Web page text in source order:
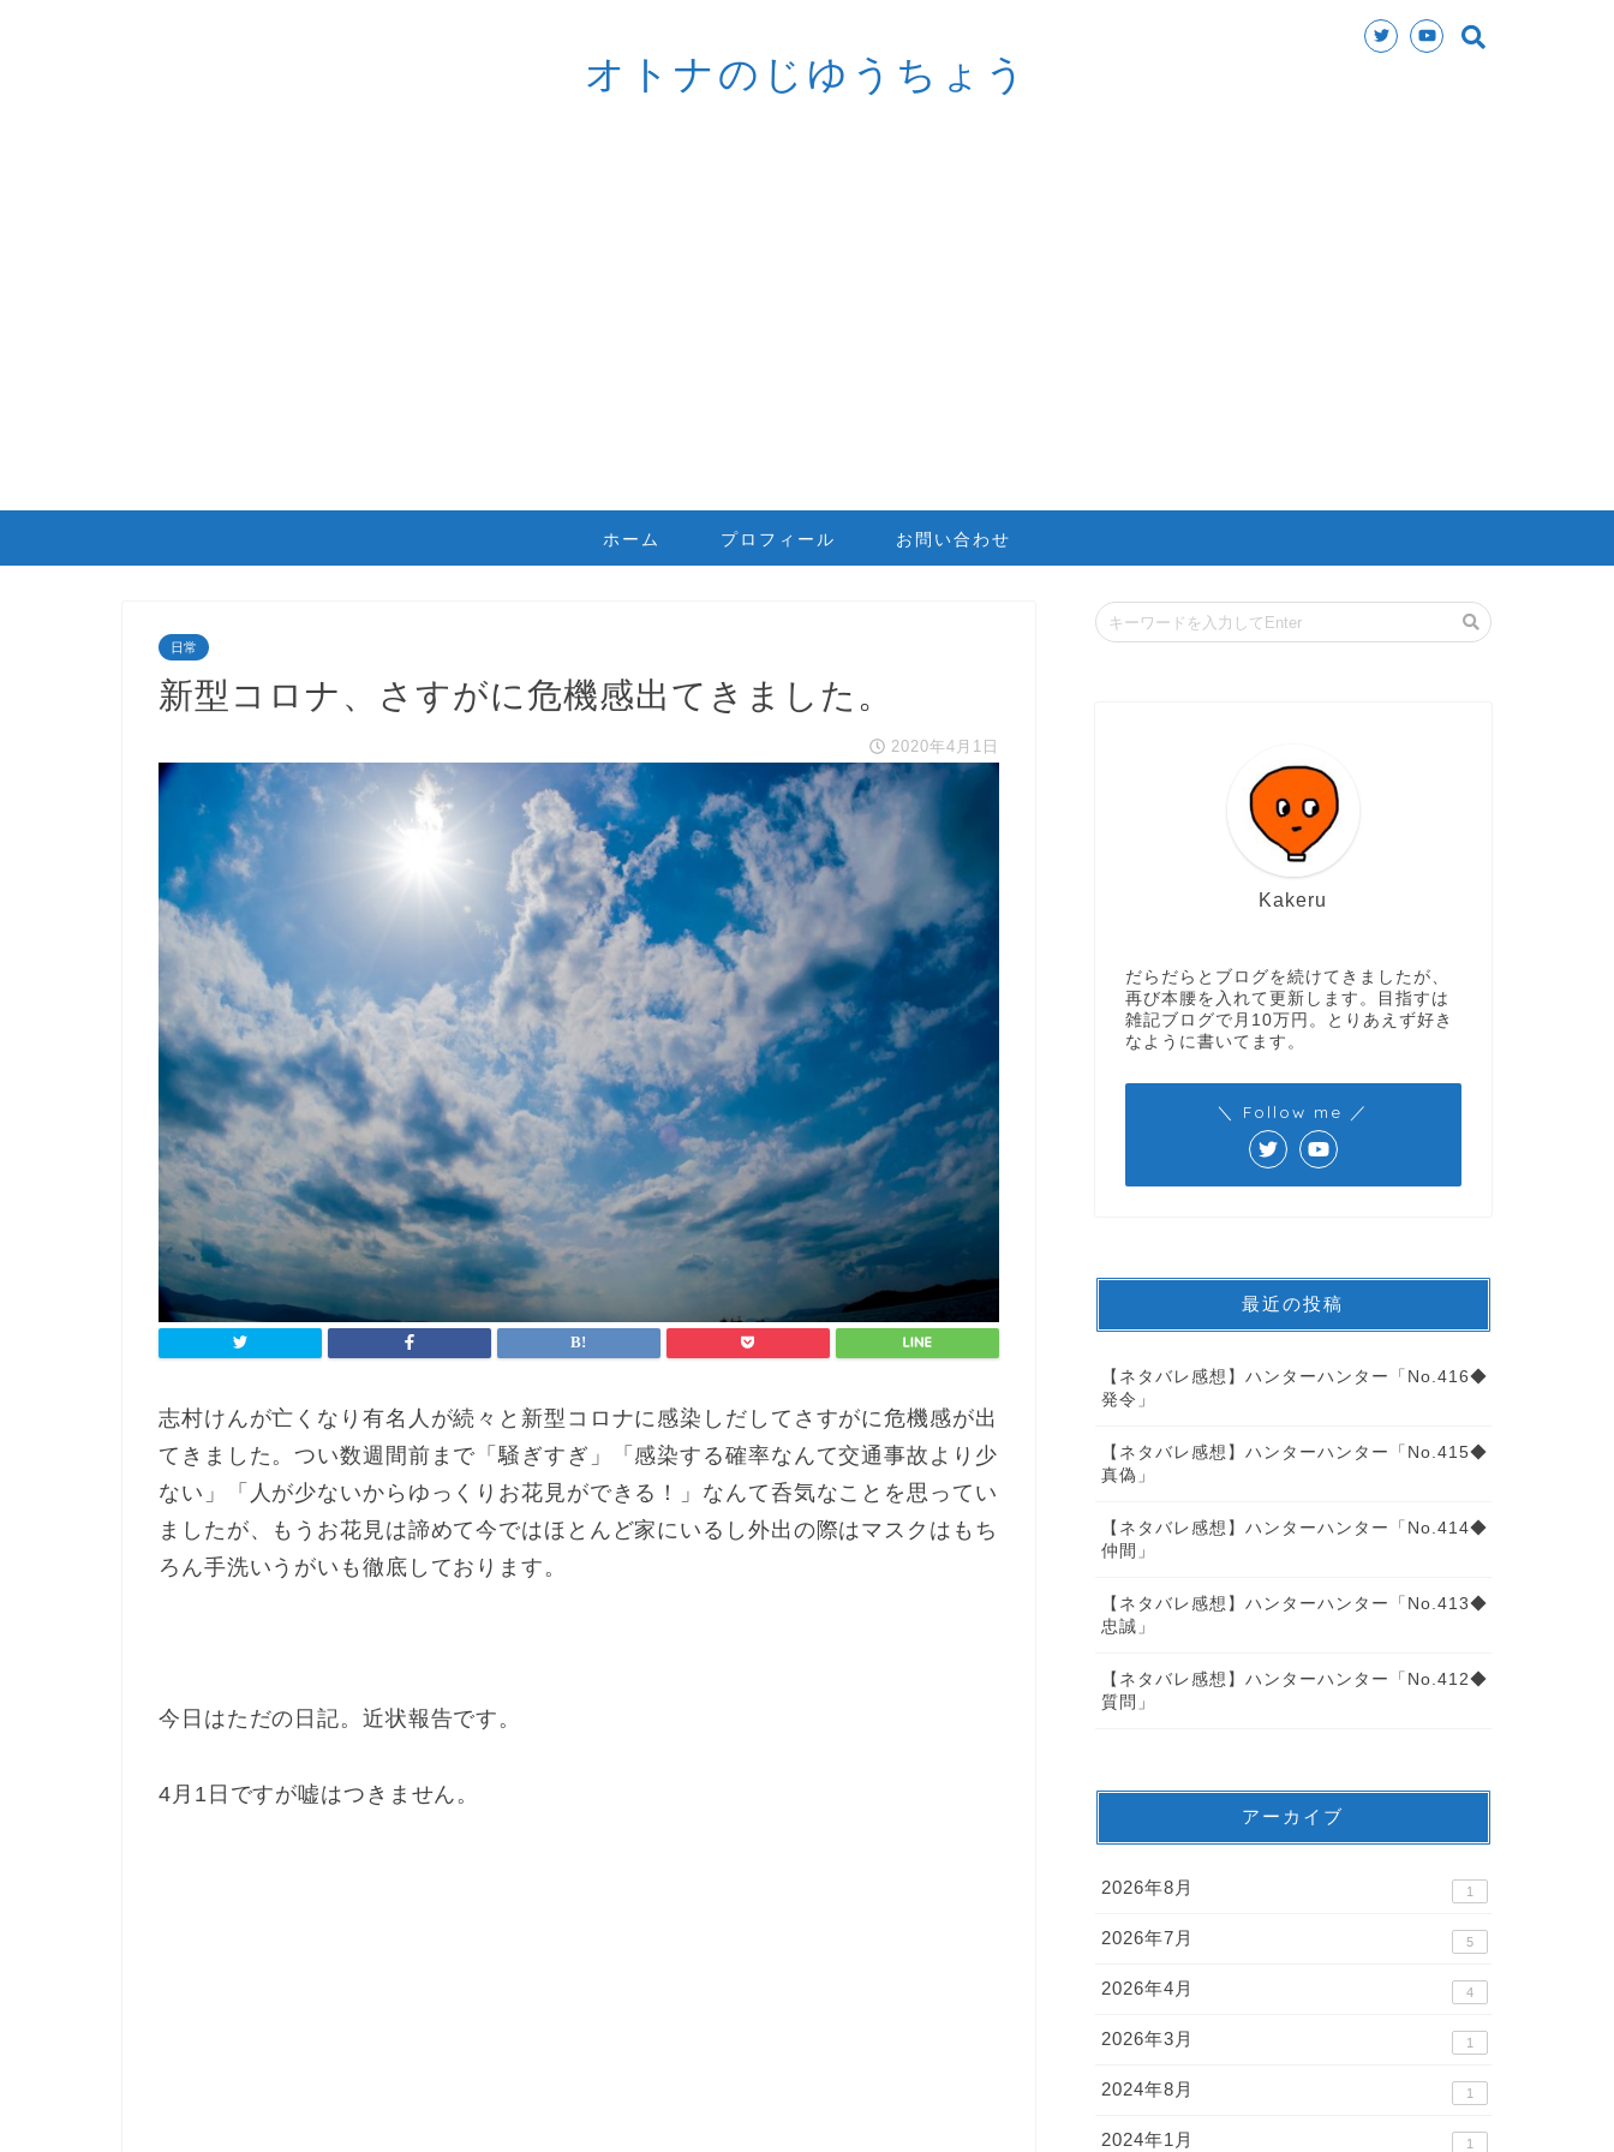
オトナのじゆうちょう
ホーム プロフィール お問い合わせ
日常
新型コロナ、さすがに危機感出てきました。
2020年4月1日
志村けんが亡くなり有名人が続々と新型コロナに感染しだしてさすがに危機感が出
てきました。つい数週間前まで「騒ぎすぎ」「感染する確率なんて交通事故より少
ない」「人が少ないからゆっくりお花見ができる！」なんて呑気なことを思ってい
ましたが、もうお花見は諦めて今ではほとんど家にいるし外出の際はマスクはもち
ろん手洗いうがいも徹底しております。
今日はただの日記。近状報告です。
4月1日ですが嘘はつきません。
Kakeru
だらだらとブログを続けてきましたが、
再び本腰を入れて更新します。目指すは
雑記ブログで月10万円。とりあえず好き
なように書いてます。
＼ Follow me ／
最近の投稿
【ネタバレ感想】ハンターハンター「No.416◆
発令」
【ネタバレ感想】ハンターハンター「No.415◆
真偽」
【ネタバレ感想】ハンターハンター「No.414◆
仲間」
【ネタバレ感想】ハンターハンター「No.413◆
忠誠」
【ネタバレ感想】ハンターハンター「No.412◆
質問」
アーカイブ
2026年8月 1
2026年7月 5
2026年4月 4
2026年3月 1
2024年8月 1
2024年1月 1